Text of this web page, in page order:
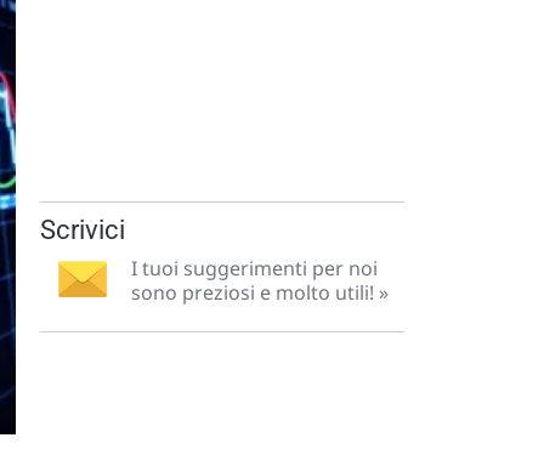
Scrivici
I tuoi suggerimenti per noi
sono preziosi e molto utili! »